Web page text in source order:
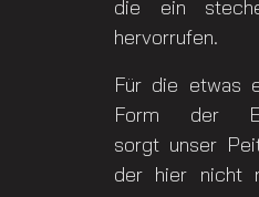
die ein
hervorrufen.
Für die etwas
Form der
sorgt unser
der hier nicht